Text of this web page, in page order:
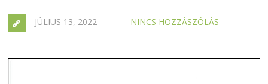
JÚLIUS 13, 2022 NINCS HOZZÁSZÓLÁS